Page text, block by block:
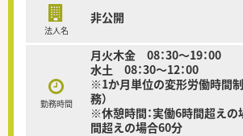
法人名
非公開
勤務時間
月火木金 08：30～19：00
水土 08：30～12：00
※1か月単位の変形労働時間
務）
※休憩時間：実働6時間超えの
間超えの場合60分